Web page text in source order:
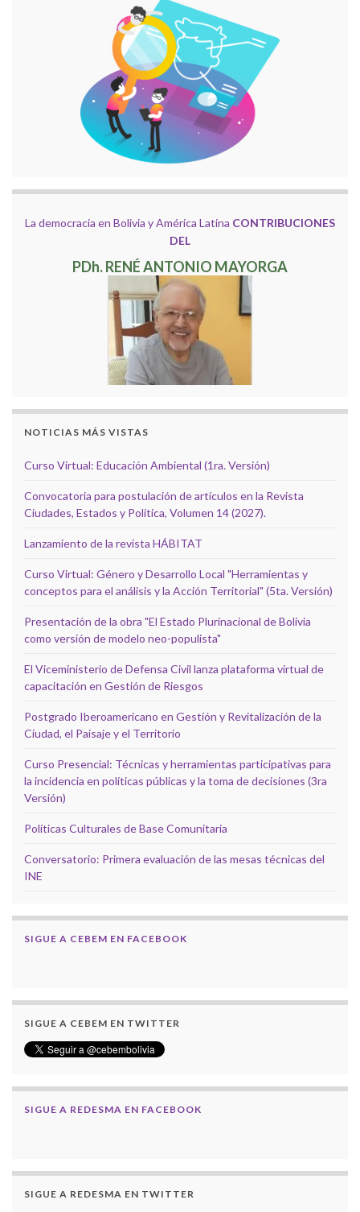
La democracia en Bolivia y América Latina CONTRIBUCIONES
DEL
PDh. RENÉ ANTONIO MAYORGA
NOTICIAS MÁS VISTAS
Curso Virtual: Educación Ambiental (1ra. Versión)
Convocatoria para postulación de artículos en la Revista
Ciudades, Estados y Política, Volumen 14 (2027).
Lanzamiento de la revista HÁBITAT
Curso Virtual: Género y Desarrollo Local "Herramientas y
conceptos para el análisis y la Acción Territorial" (5ta. Versión)
Presentación de la obra "El Estado Plurinacional de Bolivia
como versión de modelo neo-populista"
El Viceministerio de Defensa Civil lanza plataforma virtual de
capacitación en Gestión de Riesgos
Postgrado Iberoamericano en Gestión y Revitalización de la
Ciudad, el Paisaje y el Territorio
Curso Presencial: Técnicas y herramientas participativas para
la incidencia en políticas públicas y la toma de decisiones (3ra
Versión)
Políticas Culturales de Base Comunitaria
Conversatorio: Primera evaluación de las mesas técnicas del
INE
SIGUE A CEBEM EN FACEBOOK
SIGUE A CEBEM EN TWITTER
SIGUE A REDESMA EN FACEBOOK
SIGUE A REDESMA EN TWITTER